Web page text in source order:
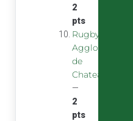
2
pts
Rugby
Agglomeration
de
Chateaubourg
—
2
pts